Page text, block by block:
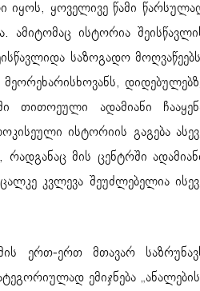
იყოს, ყოველივე წამი
ამიტომაც ისტორია
საზოგადო
თითოეული ადამიანი
ისტორიის გაგება
მის ცენტრში
კვლევა შეუძლებელია
ერთ-ერთ მთავარ
ემიჯნება „ანალების“